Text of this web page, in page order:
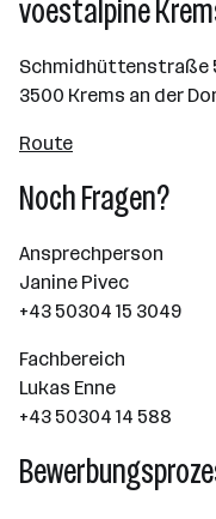
voestalpine
Schmidhüttenstraße
3500 Krems an der
Route
Noch Fragen?
Ansprechperson
Janine Pivec
+43 50304 15 3049
Fachbereich
Lukas Enne
+43 50304 14 588